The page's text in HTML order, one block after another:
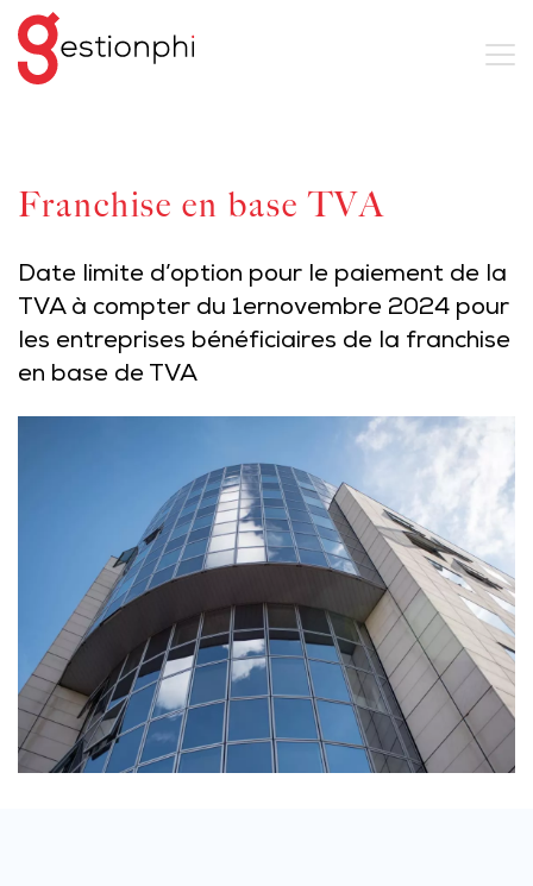
Franchise en base TVA
Date limite d’option pour le paiement de la
TVA à compter du 1ernovembre 2024 pour
les entreprises bénéficiaires de la franchise
en base de TVA